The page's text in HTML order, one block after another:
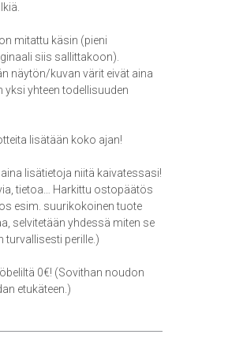
mitattu käsin (pieni
siis sallittakoon).
näytön/kuvan värit eivät aina
yksi yhteen todellisuuden
lisätään koko ajan!
lisätietoja niitä kaivatessasi!
tietoa… Harkittu ostopäätös
esim. suurikokoinen tuote
selvitetään yhdessä miten se
turvallisesti perille.)
0€! (Sovithan noudon
etukäteen.)